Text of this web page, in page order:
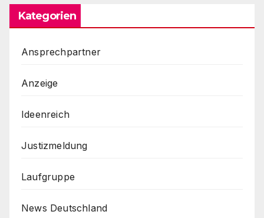
Kategorien
Ansprechpartner
Anzeige
Ideenreich
Justizmeldung
Laufgruppe
News Deutschland